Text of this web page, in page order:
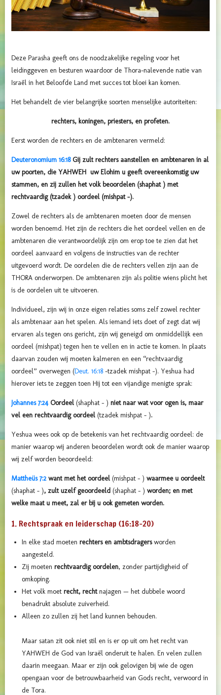
Deze Parasha geeft ons de noodzakelijke regeling voor het
leidinggeven en besturen waardoor de Thora-nalevende natie van
Israël in het Beloofde Land met succes tot bloei kan komen.
Het behandelt de vier belangrijke soorten menselijke autoriteiten:
rechters, koningen, priesters, en profeten.
Eerst worden de rechters en de ambtenaren vermeld:
Deuteronomium 16:18Gij zult rechters aanstellen en ambtenaren in al
uw poorten, die YAHWEH uw Elohim u geeft overeenkomstig uw
stammen, en zij zullen het volk beoordelen (shaphat ) met
rechtvaardig (tzadek ) oordeel (mishpat -).
Zowel de rechters als de ambtenaren moeten door de mensen
worden benoemd. Het zijn de rechters die het oordeel vellen en de
ambtenaren die verantwoordelijk zijn om erop toe te zien dat het
oordeel aanvaard en volgens de instructies van de rechter
uitgevoerd wordt. De oordelen die de rechters vellen zijn aan de
THORA onderworpen. De ambtenaren zijn als politie wiens plicht het
is de oordelen uit te uitvoeren.
Individueel, zijn wij in onze eigen relaties soms zelf zowel rechter
als ambtenaar aan het spelen. Als iemand iets doet of zegt dat wij
ervaren als tegen ons gericht, zijn wij geneigd om onmiddellijk een
oordeel (mishpat) tegen hen te vellen en in actie te komen. In plaats
daarvan zouden wij moeten kalmeren en een “rechtvaardig
oordeel” overwegen (Deut. 16:18 -tzadek mishpat -). Yeshua had
hierover iets te zeggen toen Hij tot een vijandige menigte sprak:
Johannes 7:24 Oordeel (shaphat - ) niet naar wat voor ogen is, maar
vel een rechtvaardig oordeel (tzadek mishpat - ).
Yeshua wees ook op de betekenis van het rechtvaardig oordeel: de
manier waarop wij anderen beoordelen wordt ook de manier waarop
wij zelf worden beoordeeld:
Mattheüs 7:2 want met het oordeel (mishpat - ) waarmee u oordeelt
(shaphat - ), zult uzelfgeoordeeld (shaphat - ) worden; en met
welke maat u meet, zal er bij u ook gemeten worden.
1. Rechtspraak en leiderschap (16:18–20)
In elke stad moeten rechters en ambtsdragersworden
aangesteld.
Zij moeten rechtvaardig oordelen, zonder partijdigheid of
omkoping.
Het volk moet recht, rechtnajagen — het dubbele woord
benadrukt absolute zuiverheid.
Alleen zo zullen zij het land kunnen behouden.
Maar satan zit ook niet stil en is er op uit om het recht van
YAHWEH de God van Israël onderuit te halen. En velen zullen
daarin meegaan. Maar er zijn ook gelovigen bij wie de ogen
opengaan voor de betrouwbaarheid van Gods recht, verwoord in
de Tora.